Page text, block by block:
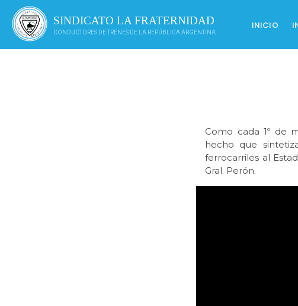
contenido
SINDICATO LA FRATERNIDAD
CONDUCTORES DE TRENES DE LA REPÚBLICA ARGENTINA
INICIO
Como cada 1º de
hecho que
ferrocarriles al
Gral. Perón.